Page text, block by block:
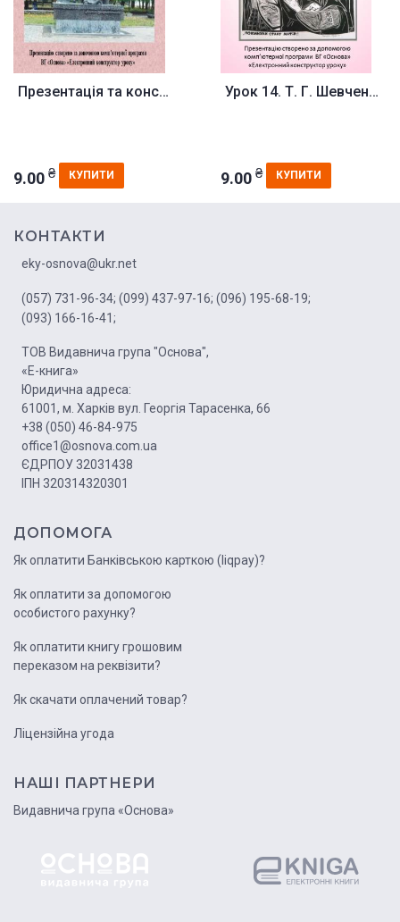
Презентація та конспект до уро...
9.00 ₴ КУПИТИ
Урок 14. Т. Г. Шевченко «Ой, т...
9.00 ₴ КУПИТИ
КОНТАКТИ
eky-osnova@ukr.net
(057) 731-96-34; (099) 437-97-16; (096) 195-68-19;
(093) 166-16-41;
ТОВ Видавнича група "Основа",
«Е-книга»
Юридична адреса:
61001, м. Харків вул. Георгія Тарасенка, 66
+38 (050) 46-84-975
office1@osnova.com.ua
ЄДРПОУ 32031438
ІПН 320314320301
ДОПОМОГА
Як оплатити Банківською карткою (liqpay)?
Як оплатити за допомогою
особистого рахунку?
Як оплатити книгу грошовим
переказом на реквізити?
Як скачати оплачений товар?
Ліцензійна угода
НАШІ ПАРТНЕРИ
Видавнича група «Основа»